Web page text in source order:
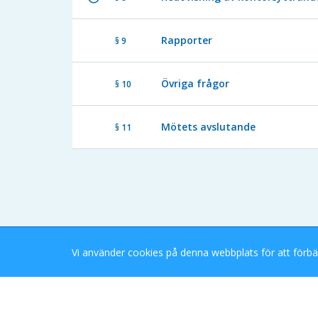
§ 9 Rapporter
§ 10 Övriga frågor
§ 11 Mötets avslutande
Stockholms Stad eDok Meetings
Vi använder cookies på denna webbplats för att